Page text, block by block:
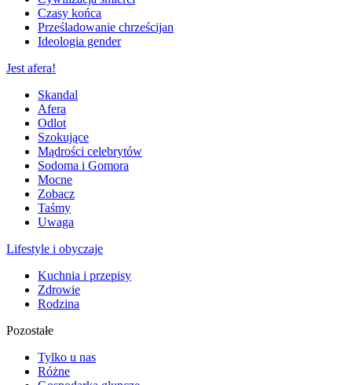
Czasy końca
Prześladowanie chrześcijan
Ideologia gender
Jest afera!
Skandal
Afera
Odlot
Szokujące
Mądrości celebrytów
Sodoma i Gomora
Mocne
Zobacz
Taśmy
Uwaga
Lifestyle i obyczaje
Kuchnia i przepisy
Zdrowie
Rodzina
Pozostałe
Tylko u nas
Różne